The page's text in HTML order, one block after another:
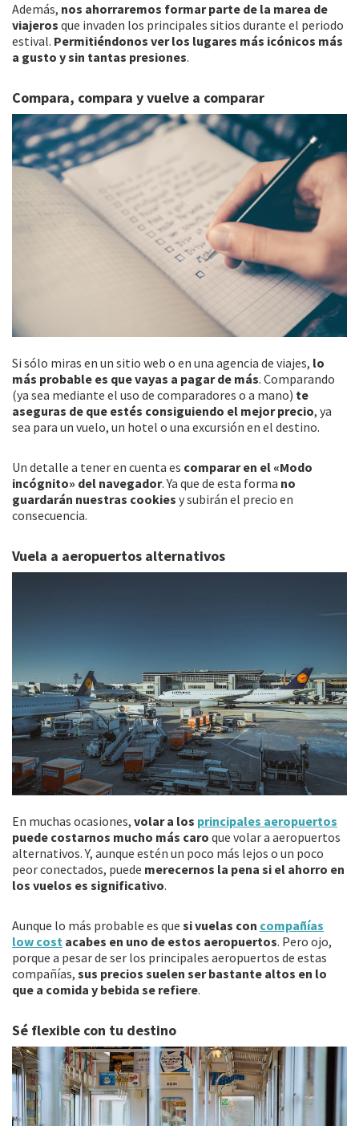
Además, nos ahorraremos formar parte de la marea de
viajeros que invaden los principales sitios durante el periodo
estival. Permitiéndonos ver los lugares más icónicos más
a gusto y sin tantas presiones.
Compara, compara y vuelve a comparar
Si sólo miras en un sitio web o en una agencia de viajes, lo
más probable es que vayas a pagar de más. Comparando
(ya sea mediante el uso de comparadores o a mano) te
aseguras de que estés consiguiendo el mejor precio, ya
sea para un vuelo, un hotel o una excursión en el destino.
Un detalle a tener en cuenta es comparar en el «Modo
incógnito» del navegador. Ya que de esta forma no
guardarán nuestras cookies y subirán el precio en
consecuencia.
Vuela a aeropuertos alternativos
En muchas ocasiones, volar a los principales aeropuertos
puede costarnos mucho más caro que volar a aeropuertos
alternativos. Y, aunque estén un poco más lejos o un poco
peor conectados, puede merecernos la pena si el ahorro en
los vuelos es significativo.
Aunque lo más probable es que si vuelas con compañías
low cost acabes en uno de estos aeropuertos. Pero ojo,
porque a pesar de ser los principales aeropuertos de estas
compañías, sus precios suelen ser bastante altos en lo
que a comida y bebida se refiere.
Sé flexible con tu destino